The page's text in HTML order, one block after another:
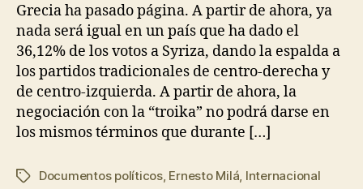
Grecia ha pasado página. A partir de ahora, ya
nada será igual en un país que ha dado el
36,12% de los votos a Syriza, dando la espalda a
los partidos tradicionales de centro-derecha y
de centro-izquierda. A partir de ahora, la
negociación con la “troika” no podrá darse en
los mismos términos que durante […]
Documentos políticos, Ernesto Milá Internacional